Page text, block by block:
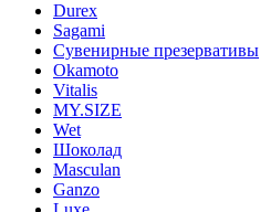
Durex
Sagami
Сувенирные презервативы
Okamoto
Vitalis
MY.SIZE
Wet
Шоколад
Masculan
Ganzo